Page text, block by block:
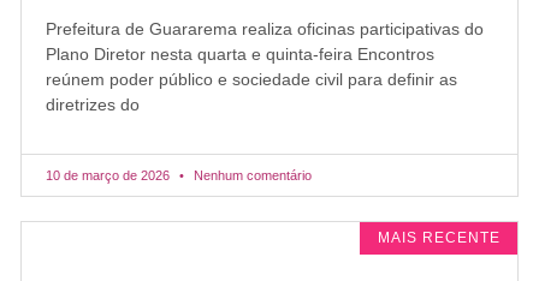
Prefeitura de Guararema realiza oficinas participativas do
Plano Diretor nesta quarta e quinta-feira Encontros
reúnem poder público e sociedade civil para definir as
diretrizes do
10 de março de 2026 Nenhum comentário
MAIS RECENTE